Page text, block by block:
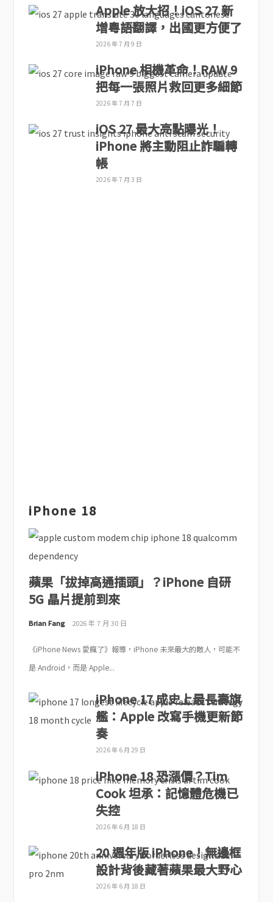
Apple 放大招！iOS 27 新
增粵語翻譯，出國更方便了
2026 年 7 月 9 日
iPhone 相機革命！RAW 9
把每一張照片救回更多細節
2026 年 7 月 7 日
iOS 27 最大亮點曝光！
iPhone 將主動阻止詐騙轉
帳
2026 年 7 月 3 日
iPhone 18
蘋果「拔掉高通插頭」？iPhone 自研
5G 晶片提前到來
Brian Fang 2026 年 7 月 30 日
《iPhone News 愛瘋了》報導，iPhone 未來最大的敵人，可能不
是 Android，而是 Apple...
iPhone 17 成史上最長壽旗
艦：Apple 改寫手機更新節
奏
2026 年 6 月 29 日
iPhone 18 恐漲價？Tim
Cook 坦承：記憶體危機已
失控
2026 年 6 月 18 日
20 週年版 iPhone！無邊框
設計背後藏著蘋果最大野心
2026 年 6 月 18 日